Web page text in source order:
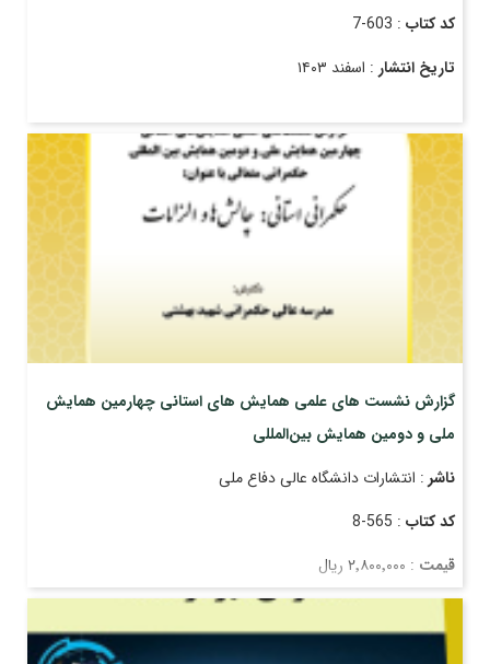
کد کتاب : 603-7
تاریخ انتشار : اسفند ۱۴۰۳
گزارش نشست های علمی همایش های استانی چهارمین همایش
ملی و دومین همایش بین‌المللی
ناشر : انتشارات دانشگاه عالی دفاع ملی
کد کتاب : 565-8
قیمت : ۲٬۸۰۰٬۰۰۰ ریال
تاریخ انتشار